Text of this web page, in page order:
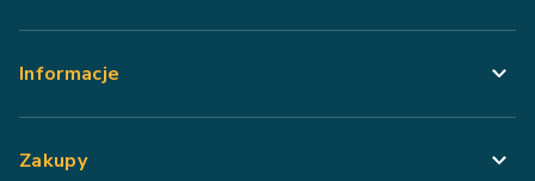
Informacje
Zakupy